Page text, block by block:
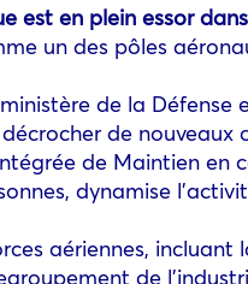
est en plein essor
un des pôles
de la
de nouveaux
de Maintien en
dynamise
aériennes,
de